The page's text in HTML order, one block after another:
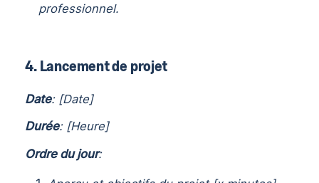
professionnel.
4. Lancement de projet
Date: [Date]
Durée: [Heure]
Ordre du jour: